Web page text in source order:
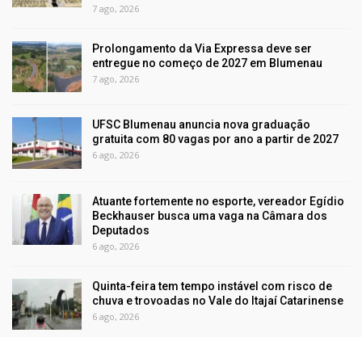
7 ago, 2026
Prolongamento da Via Expressa deve ser
entregue no começo de 2027 em Blumenau
7 ago, 2026
UFSC Blumenau anuncia nova graduação
gratuita com 80 vagas por ano a partir de 2027
6 ago, 2026
Atuante fortemente no esporte, vereador Egídio
Beckhauser busca uma vaga na Câmara dos
Deputados
6 ago, 2026
Quinta-feira tem tempo instável com risco de
chuva e trovoadas no Vale do Itajaí Catarinense
6 ago, 2026